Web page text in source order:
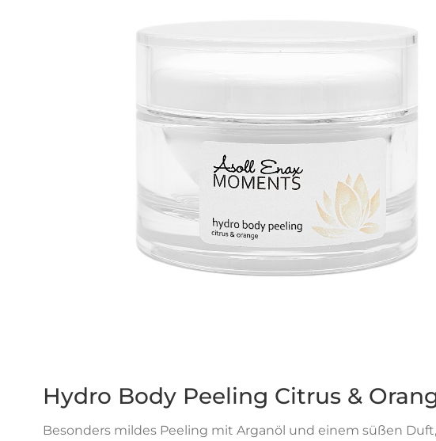
Hydro Body Peeling Citrus &
Besonders mildes Peeling mit Arganöl und einem süßen